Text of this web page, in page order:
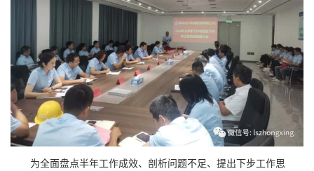
为全面盘点半年工作成效、剖析问题不足、提出下步工作思